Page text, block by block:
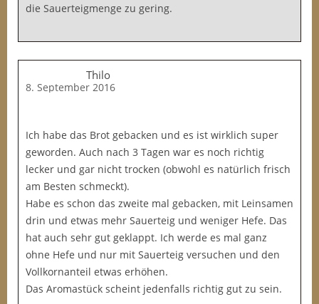
die Sauerteigmenge zu gering.
Thilo
8. September 2016
Ich habe das Brot gebacken und es ist wirklich super
geworden. Auch nach 3 Tagen war es noch richtig
lecker und gar nicht trocken (obwohl es natürlich frisch
am Besten schmeckt).
Habe es schon das zweite mal gebacken, mit Leinsamen
drin und etwas mehr Sauerteig und weniger Hefe. Das
hat auch sehr gut geklappt. Ich werde es mal ganz
ohne Hefe und nur mit Sauerteig versuchen und den
Vollkornanteil etwas erhöhen.
Das Aromastück scheint jedenfalls richtig gut zu sein.